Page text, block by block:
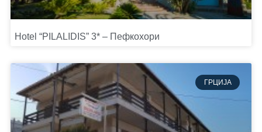
Hotel “PILALIDIS” 3* – Пефкохори
ГРЦИЈА